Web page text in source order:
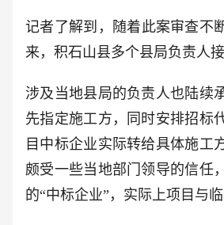
记者了解到，随着此案审查不
来，积石山县多个县局负责人
涉及当地县局的负责人也陆续
先指定施工方，同时安排招标
目中标企业实际转给具体施工
颇受一些当地部门领导的信任
的“中标企业”，实际上项目与临